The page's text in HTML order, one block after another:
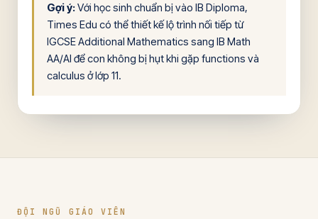
Gợi ý:Với học sinh chuẩn bị vào IB Diploma,
Times Edu có thể thiết kế lộ trình nối tiếp từ
IGCSE Additional Mathematics sang IB Math
AA/AI để con không bị hụt khi gặp functions và
calculus ở lớp 11.
ĐỘI NGŨ GIÁO VIÊN